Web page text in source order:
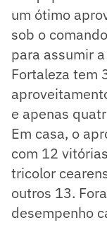
um ótimo
sob o
para assumir
Fortaleza tem
e apenas
Em casa, o
com 12
tricolor
outros 13.
desempenho